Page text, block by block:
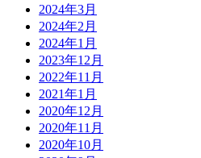
2024年3月
2024年2月
2024年1月
2023年12月
2022年11月
2021年1月
2020年12月
2020年11月
2020年10月